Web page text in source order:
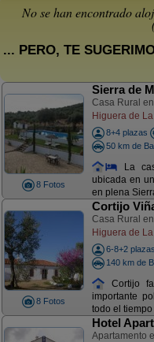
No se han encontrado
... PERO, TE
8 Fotos
Sierra de
Casa Rural en
Higuera de
8+4 plazas
50 km de
La
ubicada en
en plena
8 Fotos
Cortijo
Casa Rural en
Higuera de
6-8+2 plazas
140 km de
Cortijo
importante
todo el
Hotel
Apartamento